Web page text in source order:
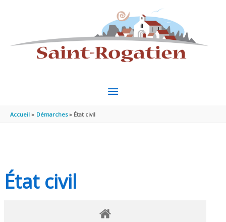
MENU
Accueil Démarches État civil
État civil